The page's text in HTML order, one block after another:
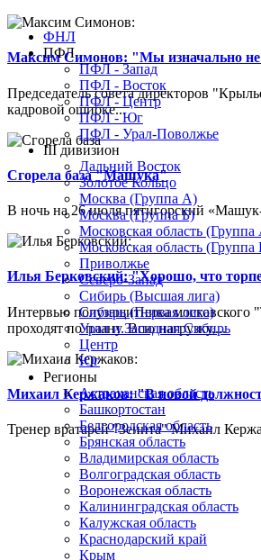
Максим Симонов: "Мы изначально не
Председатель совета директоров
кадровой ошибке...
Сгорела база "Машука"
В ночь на 26 июля пятигорский
Илья Берковский: "Хорошо, что
Интервью полузащитника
проходят по плану. Всю нагрузку,...
Михаил Кержаков: "В новой
Тренер вратарей "Зенита" Михаил
ФНЛ
ПФЛ
ПФЛ - Запад
ПФЛ - Восток
ПФЛ - Центр
ПФЛ - Юг
ПФЛ - Урал-Поволжье
III дивизион
Дальний Восток
Золотое Кольцо
Москва (Группа А)
Москва (Группа Б)
Московская область (Группа
Московская область (Группа
Приволжье
Северо-Запад
Сибирь (Высшая лига)
Сибирь (Первая лига)
Урал и Западная Сибирь
Центр
Юг
Регионы
Астраханская область
Башкортостан
Белгородская область
Брянская область
Владимирская область
Волгоградская область
Воронежская область
Калининградская область
Калужская область
Краснодарский край
Крым